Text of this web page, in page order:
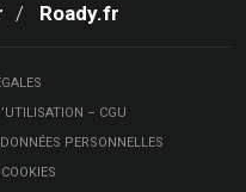
Roady.fr
– CGU
PERSONNELLES